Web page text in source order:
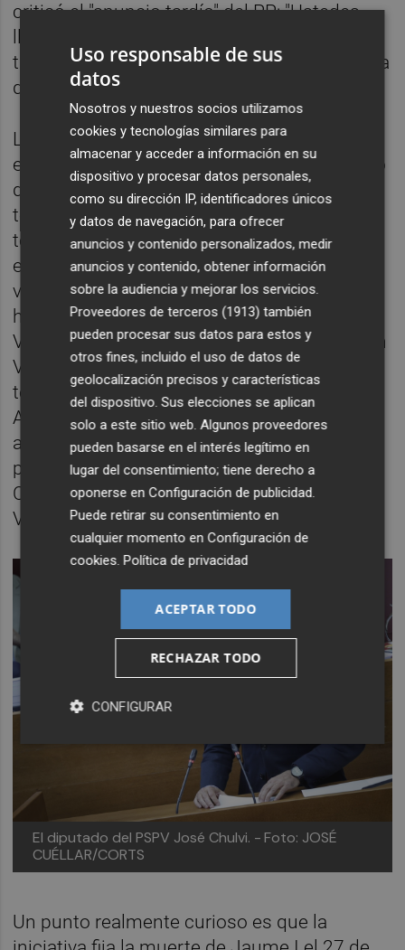
criticó el "anuncio tardío" del PP: "Ustedes
tarde y muestra improvisación política y falta
de respecto", afeó.
Los socialistas, de hecho, plantean varias
enmiendas a esta iniciativa, como es el caso
de la creación de un comité científico-
técnico independiente y que las acciones en
torno a esta efeméride se desarrollen "con
especial atención al valenciano como
vehículo de difusión cultural y al patrimonio
histórico propio de la Comunitat
Valenciana". También proponen organizar en
València un acto conjunto de los antiguos
territorios que formaban la Corona de
Aragón en conmemoración del 750
aniversario de la muerte de Jaume I, con la
presencia de los gobiernos de Aragón,
Cataluña, Islas Baleares y la Comunitat
Valenciana.
El diputado del PSPV José Chulvi. - Foto: JOSÉ
CUÉLLAR/CORTS
Un punto realmente curioso es que la
Uso responsable de sus
datos
Nosotros y nuestros socios utilizamos
cookies y tecnologías similares para
almacenar y acceder a información en su
dispositivo y procesar datos personales,
como su dirección IP, identificadores únicos
y datos de navegación, para ofrecer
anuncios y contenido personalizados, medir
anuncios y contenido, obtener información
sobre la audiencia y mejorar los servicios.
Proveedores de terceros (1913) también
pueden procesar sus datos para estos y
otros fines, incluido el uso de datos de
geolocalización precisos y características
del dispositivo. Sus elecciones se aplican
solo a este sitio web. Algunos proveedores
pueden basarse en el interés legítimo en
lugar del consentimiento; tiene derecho a
oponerse enConfiguración de publicidad
Puede retirar su consentimiento en
cualquier momento enConfiguración de
cookies .Política de privacidad
ACEPTAR TODO
RECHAZAR TODO
CONFIGURAR